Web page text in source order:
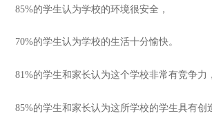
85%的学生认为学校的环境很安全，
70%的学生认为学校的生活十分愉快。
81%的学生和家长认为这个学校非常有竞争力，
85%的学生和家长认为这所学校的学生具有创